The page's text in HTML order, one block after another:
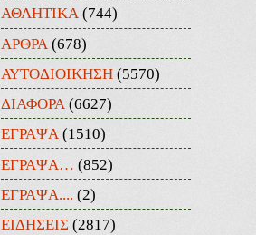
ΑΘΛΗΤΙΚΑ (744)
ΑΡΘΡΑ (678)
ΑΥΤΟΔΙΟΙΚΗΣΗ (5570)
ΔΙΑΦΟΡΑ (6627)
ΕΓΡΑΨΑ (1510)
ΕΓΡΑΨΑ… (852)
ΕΓΡΑΨΑ.... (2)
ΕΙΔΗΣΕΙΣ (2817)